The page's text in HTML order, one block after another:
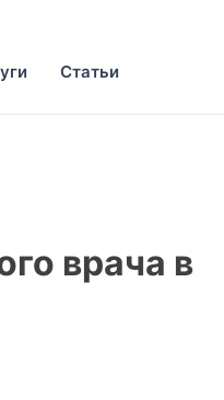
Статьи
врача в